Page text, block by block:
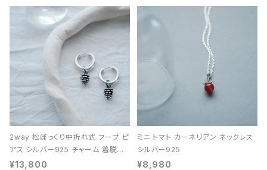
2way 松ぼっくり中折れ式 フープ ピ
アス シルバー925 チャーム 着脱可
能 レディース ユニセックス
¥13,800
ミニ トマト カーネリアン ネックレス
シルバー925
¥8,980